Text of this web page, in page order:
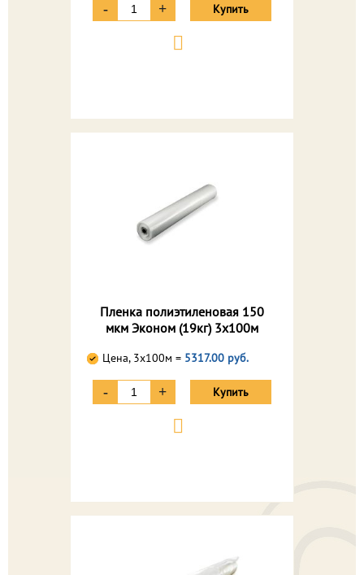
- + Купить
Пленка полиэтиленовая 150
мкм Эконом (19кг) 3х100м
Цена, 3х100м = 5317.00 руб.
- + Купить